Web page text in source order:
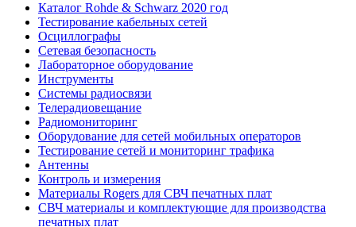
Каталог Rohde & Schwarz 2020 год
Тестирование кабельных сетей
Осциллографы
Сетевая безопасность
Лабораторное оборудование
Инструменты
Системы радиосвязи
Телерадиовещание
Радиомониторинг
Оборудование для сетей мобильных операторов
Тестирование сетей и мониторинг трафика
Антенны
Контроль и измерения
Материалы Rogers для СВЧ печатных плат
СВЧ материалы и комплектующие для производства
печатных плат